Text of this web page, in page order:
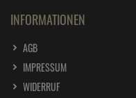
INFORMATIONEN
AGB
IMPRESSUM
WIDERRUF